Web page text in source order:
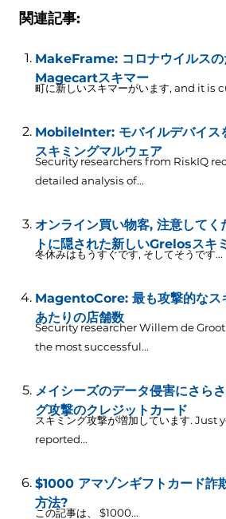
関連記事:
MakeFrame: コロナウイルスの
Magecartスキマー
町に新しいスキマーがいます, and it is
MobileInter: モバイルデバイス
スキミングマルウェア
Security researchers from RiskIQ
detailed analysis of...
オンライン買い物客, 注意してく
トに隠された新しいGrelosスキ
冬休みはもうすぐです, そしてそうです...
MagentoCore: 最も攻撃的なス
あたりの店舗数
Security researcher Willem de
the most successful...
メイシーズのデータ侵害にさら
グ攻撃のクレジットカード
スキミング攻撃が増加しています. Just
reported...
$1000 アマゾンギフトカード詐
方法?
この記事は、 $1000...